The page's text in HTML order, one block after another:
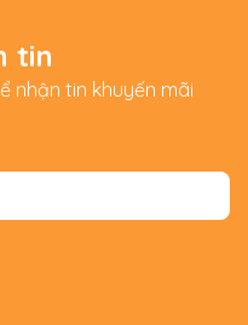
tin
nhận tin khuyến mãi